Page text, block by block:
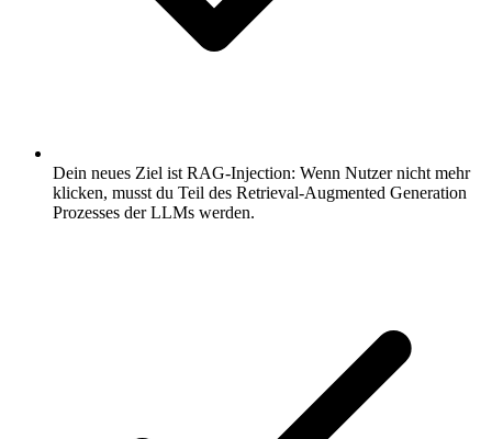
Dein neues Ziel ist RAG-Injection: Wenn Nutzer nicht mehr
klicken, musst du Teil des Retrieval-Augmented Generation
Prozesses der LLMs werden.